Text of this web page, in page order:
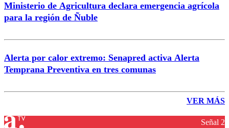
Ministerio de Agricultura declara emergencia agrícola
para la región de Ñuble
Alerta por calor extremo: Senapred activa Alerta
Temprana Preventiva en tres comunas
VER MÁS
Señal 2